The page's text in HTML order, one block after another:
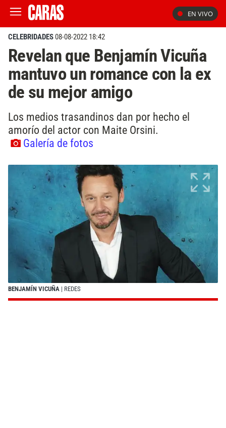
EN VIVO
CELEBRIDADES08-08-2022 18:42
Revelan que Benjamín Vicuña
mantuvo un romance con la ex
de su mejor amigo
Los medios trasandinos dan por hecho el
amorío del actor con Maite Orsini.
Galería de fotos
BENJAMÍN VICUÑA | REDES